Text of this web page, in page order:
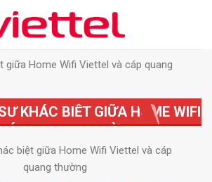
giữa Home Wifi Viettel và cáp quang
KHÁC BIỆT GIỮA HOME WIFI
QUANG THƯỜNG
biệt giữa Home Wifi Viettel và cáp
quang thường